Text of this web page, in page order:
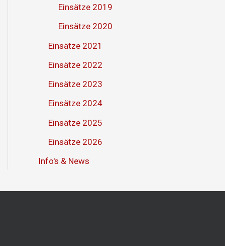
Einsätze 2019
Einsätze 2020
Einsätze 2021
Einsätze 2022
Einsätze 2023
Einsätze 2024
Einsätze 2025
Einsätze 2026
Info's & News